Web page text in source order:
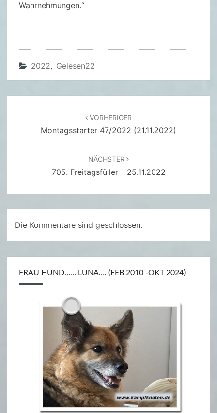
R
O
N
E
Z
E
T
–
N
L
S
A
L
E
R
Wahrnehmungen.“
2022, Gelesen22
VORHERIGER
Montagsstarter 47/2022 (21.11.2022)
NÄCHSTER
705. Freitagsfüller – 25.11.2022
Die Kommentare sind geschlossen.
FRAU HUND…….LUNA…. (FEB 2010 -OKT 2024)